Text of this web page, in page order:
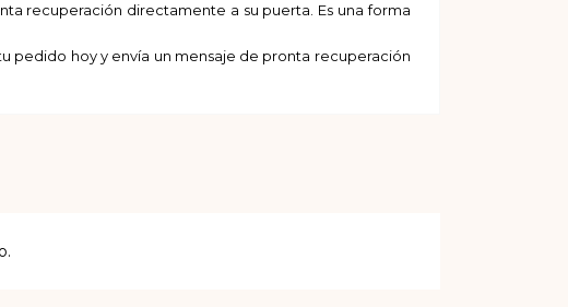
recuperación directamente a su puerta. Es una forma
pedido hoy y envía un mensaje de pronta recuperación